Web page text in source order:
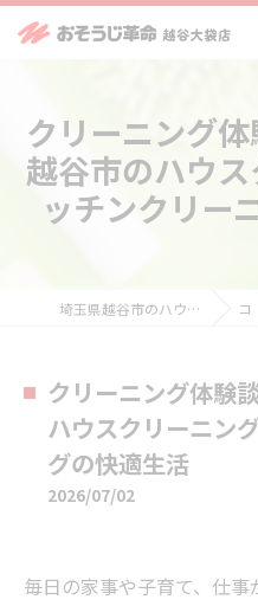
クリーニング
越谷市のハウ
ッチンクリー
埼玉県越谷市のハウスクリーニングならおそうじ革命越谷大袋店 コラム
クリーニング体験
ハウスクリーニン
グの快適生活
2026/07/02
毎日の家事や子育て、仕